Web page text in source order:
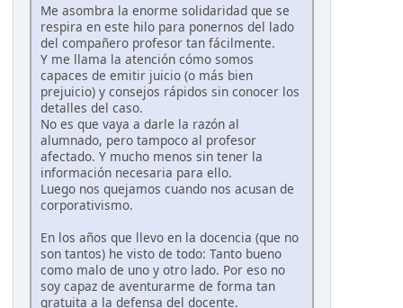
Me asombra la enorme solidaridad que se
respira en este hilo para ponernos del lado
del compañero profesor tan fácilmente.
Y me llama la atención cómo somos
capaces de emitir juicio (o más bien
prejuicio) y consejos rápidos sin conocer los
detalles del caso.
No es que vaya a darle la razón al
alumnado, pero tampoco al profesor
afectado. Y mucho menos sin tener la
información necesaria para ello.
Luego nos quejamos cuando nos acusan de
corporativismo.
En los años que llevo en la docencia (que no
son tantos) he visto de todo: Tanto bueno
como malo de uno y otro lado. Por eso no
soy capaz de aventurarme de forma tan
gratuita a la defensa del docente.